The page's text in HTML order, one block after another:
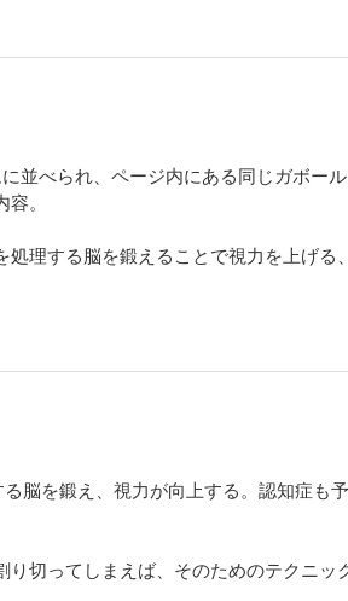
並べられ、ページ内にある同じガボー
。
理する脳を鍛えることで視力を上げる
脳を鍛え、視力が向上する。認知症も
切ってしまえば、そのためのテクニッ